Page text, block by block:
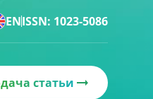
ENISSN: 1023-5086
статьи